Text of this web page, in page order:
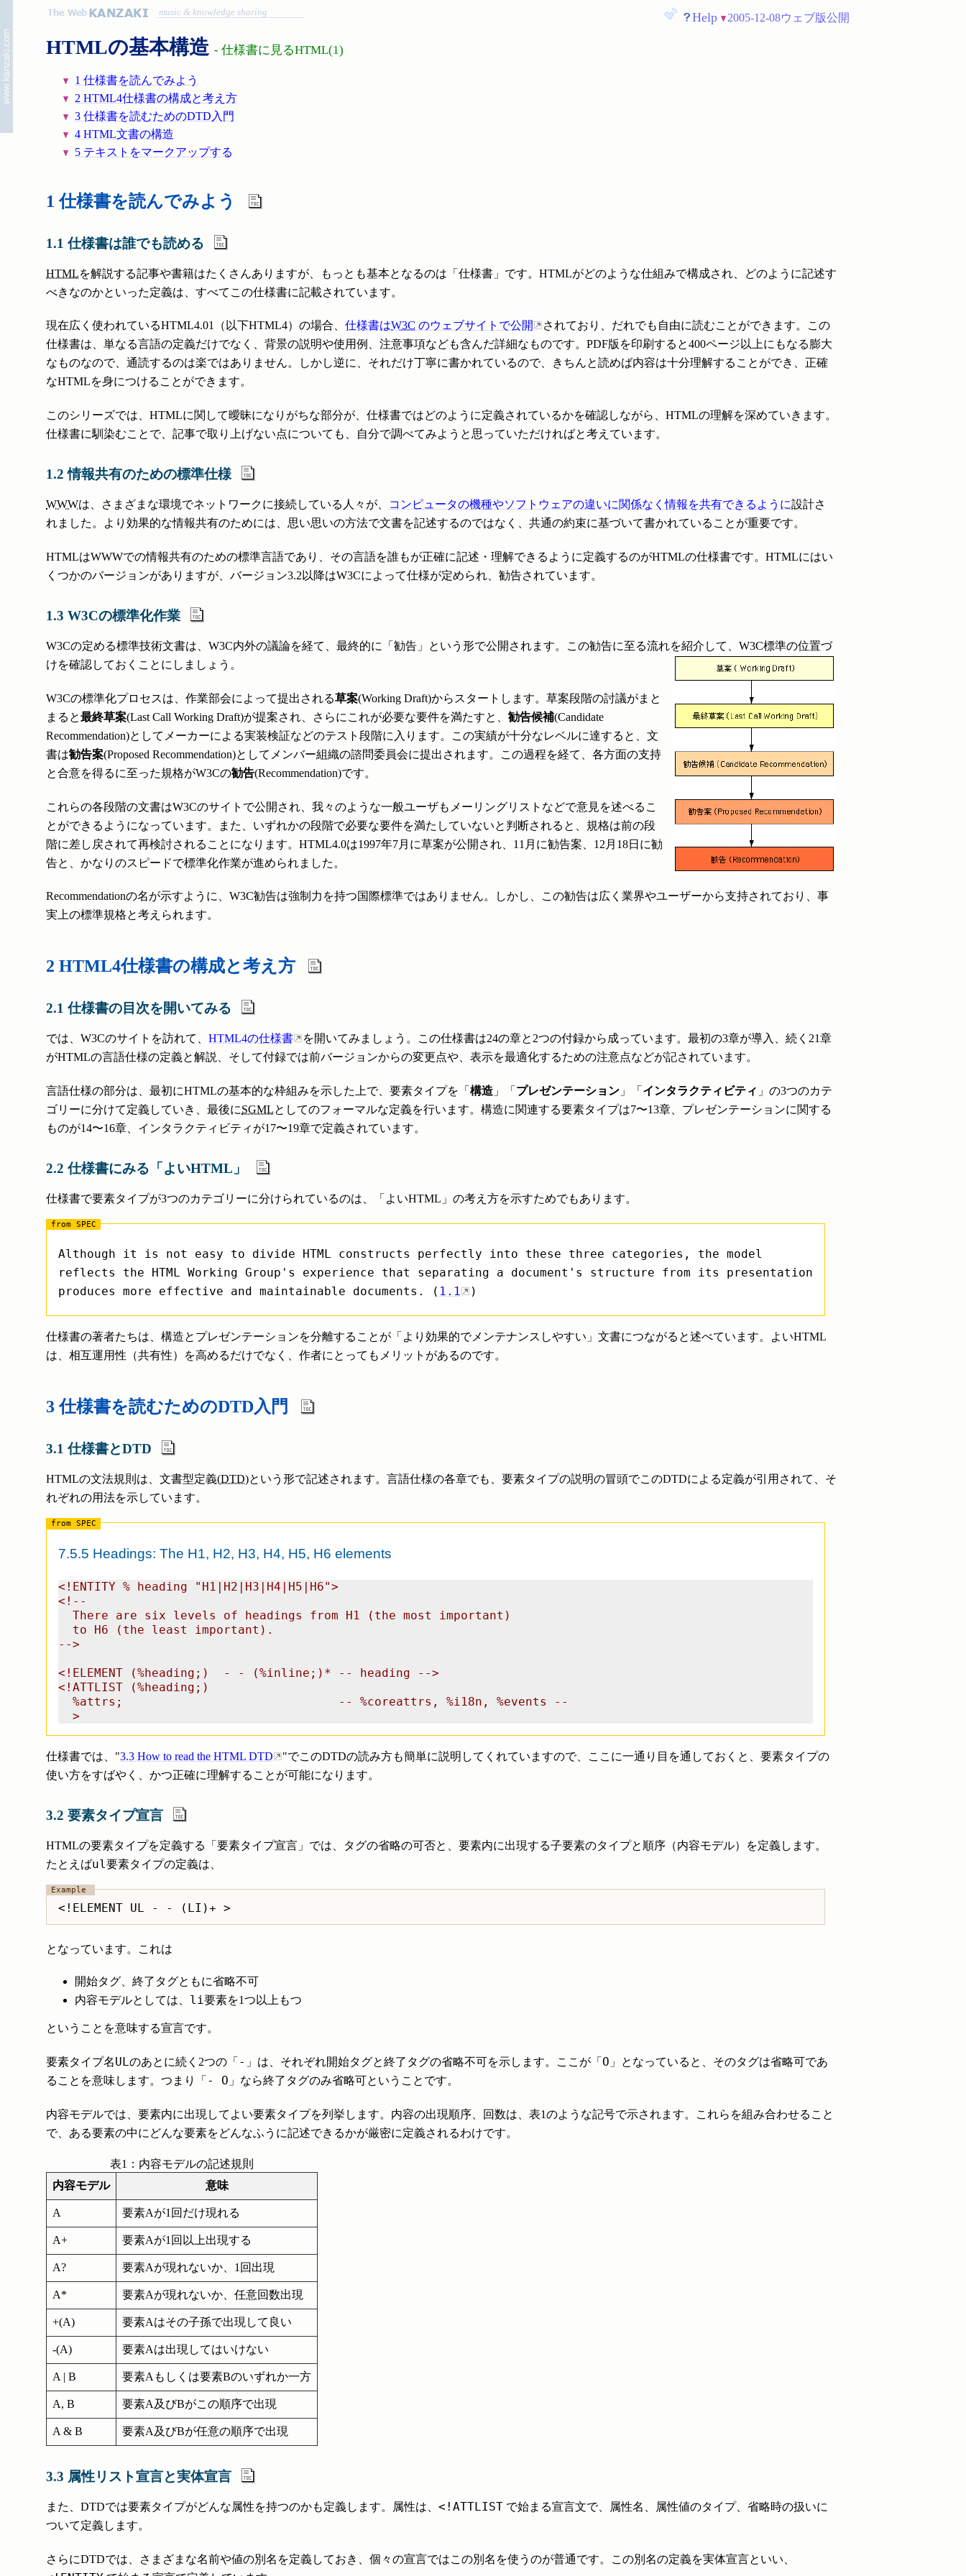
Help 2005-12-08ウェブ版公開
music & knowledge sharing
HTMLの基本構造 - 仕様書に見るHTML(1)
1 仕様書を読んでみよう
2 HTML4仕様書の構成と考え方
3 仕様書を読むためのDTD入門
4 HTML文書の構造
5 テキストをマークアップする
1 仕様書を読んでみよう
1.1 仕様書は誰でも読める
HTMLを解説する記事や書籍はたくさんありますが、もっとも基本となるのは「仕様書」です。HTMLがどのような仕組みで構成され、どのように記述す
べきなのかといった定義は、すべてこの仕様書に記載されています。
現在広く使われているHTML4.01（以下HTML4）の場合、 仕様書はW3C のウェブサイトで公開
されており、だれでも自由に読むことができます。この
仕様書は、単なる言語の定義だけでなく、背景の説明や使用例、注意事項なども含んだ詳細なものです。PDF版を印刷すると400ページ以上にもなる膨大
なものなので、通読するのは楽ではありません。しかし逆に、それだけ丁寧に書かれているので、きちんと読めば内容は十分理解することができ、正確
なHTMLを身につけることができます。
このシリーズでは、HTMLに関して曖昧になりがちな部分が、仕様書ではどのように定義されているかを確認しながら、HTMLの理解を深めていきます。
仕様書に馴染むことで、記事で取り上げない点についても、自分で調べてみようと思っていただければと考えています。
1.2 情報共有のための標準仕様
WWWは、さまざまな環境でネットワークに接続している人々が、 コンピュータの機種やソフトウェアの違いに関係なく情報を共有できるように設計さ
れました。より効果的な情報共有のためには、思い思いの方法で文書を記述するのではなく、共通の約束に基づいて書かれていることが重要です。
HTMLはWWWでの情報共有のための標準言語であり、その言語を誰もが正確に記述・理解できるように定義するのがHTMLの仕様書です。HTMLにはい
くつかのバージョンがありますが、バージョン3.2以降はW3Cによって仕様が定められ、勧告されています。
1.3 W3Cの標準化作業
W3Cの定める標準技術文書は、W3C内外の議論を経て、最終的に「勧告」という形で公開されます。この勧告に至る流れを紹介して、W3C標準の位置づ
けを確認しておくことにしましょう。
W3Cの標準化プロセスは、作業部会によって提出される草案(Working Draft)からスタートします。草案段階の討議がまと
まると最終草案(Last Call Working Draft)が提案され、さらにこれが必要な要件を満たすと、 勧告候補(Candidate
Recommendation)としてメーカーによる実装検証などのテスト段階に入ります。この実績が十分なレベルに達すると、文
書は勧告案(Proposed Recommendation)としてメンバー組織の諮問委員会に提出されます。この過程を経て、各方面の支持
と合意を得るに至った規格がW3Cの勧告(Recommendation)です。
これらの各段階の文書はW3Cのサイトで公開され、我々のような一般ユーザもメーリングリストなどで意見を述べるこ
とができるようになっています。また、いずれかの段階で必要な要件を満たしていないと判断されると、規格は前の段
階に差し戻されて再検討されることになります。HTML4.0は1997年7月に草案が公開され、11月に勧告案、12月18日に勧
告と、かなりのスピードで標準化作業が進められました。
Recommendationの名が示すように、W3C勧告は強制力を持つ国際標準ではありません。しかし、この勧告は広く業界やユーザーから支持されており、事
実上の標準規格と考えられます。
2 HTML4仕様書の構成と考え方
2.1 仕様書の目次を開いてみる
では、W3Cのサイトを訪れて、 HTML4の仕様書
を開いてみましょう。この仕様書は24の章と2つの付録から成っています。最初の3章が導入、続く21章
がHTMLの言語仕様の定義と解説、そして付録では前バージョンからの変更点や、表示を最適化するための注意点などが記されています。
言語仕様の部分は、最初にHTMLの基本的な枠組みを示した上で、要素タイプを「 構造 」「 プレゼンテーション 」「 インタラクティビティ 」の3つのカテ
ゴリーに分けて定義していき、最後にSGMLとしてのフォーマルな定義を行います。構造に関連する要素タイプは7〜13章、プレゼンテーションに関する
ものが14〜16章、インタラクティビティが17〜19章で定義されています。
2.2 仕様書にみる「よいHTML」
仕様書で要素タイプが3つのカテゴリーに分けられているのは、「よいHTML」の考え方を示すためでもあります。
Although it is not easy to divide HTML constructs perfectly into these three categories, the model
reflects the HTML Working Group's experience that separating a document's structure from its presentation
produces more effective and maintainable documents. ( 1.1 )
仕様書の著者たちは、構造とプレゼンテーションを分離することが「より効果的でメンテナンスしやすい」文書につながると述べています。よいHTML
は、相互運用性（共有性）を高めるだけでなく、作者にとってもメリットがあるのです。
3 仕様書を読むためのDTD入門
3.1 仕様書とDTD
HTMLの文法規則は、文書型定義(DTD)という形で記述されます。言語仕様の各章でも、要素タイプの説明の冒頭でこのDTDによる定義が引用されて、そ
れぞれの用法を示しています。
7.5.5 Headings: The H1, H2, H3, H4, H5, H6 elements
<!ENTITY % heading "H1|H2|H3|H4|H5|H6">
<!--
  There are six levels of headings from H1 (the most important)
  to H6 (the least important).
-->
<!ELEMENT (%heading;)  - - (%inline;)* -- heading -->
<!ATTLIST (%heading;)
  %attrs;                              -- %coreattrs, %i18n, %events --
仕様書では、"3.3 How to read the HTML DTD
"でこのDTDの読み方も簡単に説明してくれていますので、ここに一通り目を通しておくと、要素タイプの
使い方をすばやく、かつ正確に理解することが可能になります。
3.2 要素タイプ宣言
HTMLの要素タイプを定義する「要素タイプ宣言」では、タグの省略の可否と、要素内に出現する子要素のタイプと順序（内容モデル）を定義します。
たとえばul要素タイプの定義は、
<!ELEMENT UL - - (LI)+ >
となっています。これは
開始タグ、終了タグともに省略不可
内容モデルとしては、 li要素を1つ以上もつ
ということを意味する宣言です。
要素タイプ名ULのあとに続く2つの「 - 」は、それぞれ開始タグと終了タグの省略不可を示します。ここが「 O 」となっていると、そのタグは省略可であ
ることを意味します。つまり「 - O 」なら終了タグのみ省略可ということです。
内容モデルでは、要素内に出現してよい要素タイプを列挙します。内容の出現順序、回数は、表1のような記号で示されます。これらを組み合わせること
で、ある要素の中にどんな要素をどんなふうに記述できるかが厳密に定義されるわけです。
表1：内容モデルの記述規則
内容モデル
意味
A 要素Aが1回だけ現れる
A+ 要素Aが1回以上出現する
A? 要素Aが現れないか、1回出現
A* 要素Aが現れないか、任意回数出現
+(A) 要素Aはその子孫で出現して良い
-(A) 要素Aは出現してはいけない
A | B 要素Aもしくは要素Bのいずれか一方
A, B 要素A及びBがこの順序で出現
A & B 要素A及びBが任意の順序で出現
3.3 属性リスト宣言と実体宣言
また、DTDでは要素タイプがどんな属性を持つのかも定義します。属性は、 <!ATTLIST で始まる宣言文で、属性名、属性値のタイプ、省略時の扱いに
ついて定義します。
さらにDTDでは、さまざまな名前や値の別名を定義しておき、個々の宣言ではこの別名を使うのが普通です。この別名の定義を実体宣言といい、